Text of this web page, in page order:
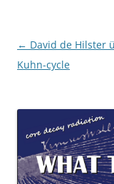
Beitragsnavigation
← David de Hilster
Kuhn-cycle